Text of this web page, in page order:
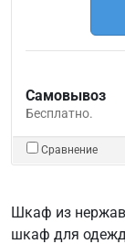
Самовывоз
Бесплатно.
Сравнение
Шкаф из
шкаф для